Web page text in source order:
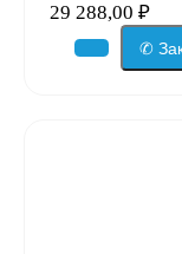
29 288,00 ₽
✆